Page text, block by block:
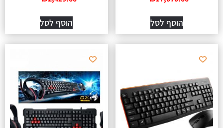
הוסף לסל הוסף לסל